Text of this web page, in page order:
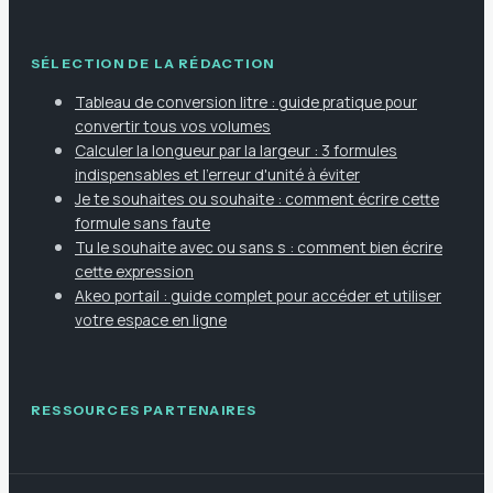
SÉLECTION DE LA RÉDACTION
Tableau de conversion litre : guide pratique pour
convertir tous vos volumes
Calculer la longueur par la largeur : 3 formules
indispensables et l'erreur d'unité à éviter
Je te souhaites ou souhaite : comment écrire cette
formule sans faute
Tu le souhaite avec ou sans s : comment bien écrire
cette expression
Akeo portail : guide complet pour accéder et utiliser
votre espace en ligne
RESSOURCES PARTENAIRES